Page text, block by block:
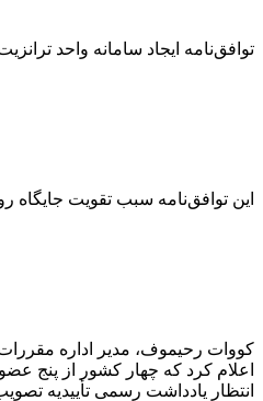
توافق‌نامه ایجاد سامانه واحد
این توافق‌نامه سبب تقویت جایگاه
کووات رحیموف، مدیر اداره
اعلام کرد که چهار کشور از پنج
انتظار یادداشت رسمی تأییدیه